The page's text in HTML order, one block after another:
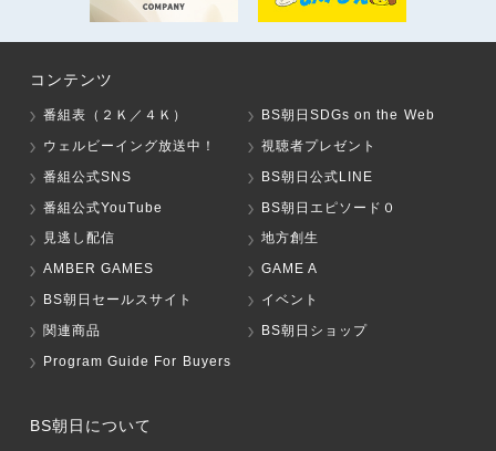
コンテンツ
番組表（２Ｋ／４Ｋ）
BS朝日SDGs on the Web
ウェルビーイング放送中！
視聴者プレゼント
番組公式SNS
BS朝日公式LINE
番組公式YouTube
BS朝日エピソード０
見逃し配信
地方創生
AMBER GAMES
GAME A
BS朝日セールスサイト
イベント
関連商品
BS朝日ショップ
Program Guide For Buyers
BS朝日について